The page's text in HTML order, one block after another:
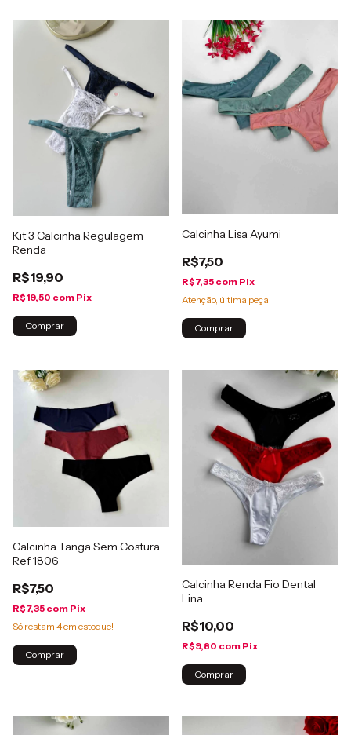
Kit 3 Calcinha Regulagem
Renda
R$19,90
R$19,50 com Pix
Comprar
Calcinha Lisa Ayumi
R$7,50
R$7,35 com Pix
Atenção, última peça!
Comprar
Calcinha Tanga Sem Costura
Ref 1806
R$7,50
R$7,35 com Pix
Só restam 4em estoque!
Comprar
Calcinha Renda Fio Dental
Lina
R$10,00
R$9,80 com Pix
Comprar